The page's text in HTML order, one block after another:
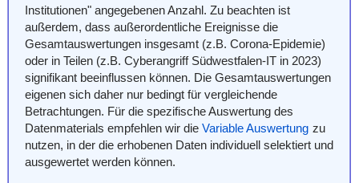
Institutionen" angegebenen Anzahl. Zu beachten ist
außerdem, dass außerordentliche Ereignisse die
Gesamtauswertungen insgesamt (z.B. Corona-Epidemie)
oder in Teilen (z.B. Cyberangriff Südwestfalen-IT in 2023)
signifikant beeinflussen können. Die Gesamtauswertungen
eigenen sich daher nur bedingt für vergleichende
Betrachtungen. Für die spezifische Auswertung des
Datenmaterials empfehlen wir die Variable Auswertung zu
nutzen, in der die erhobenen Daten individuell selektiert und
ausgewertet werden können.